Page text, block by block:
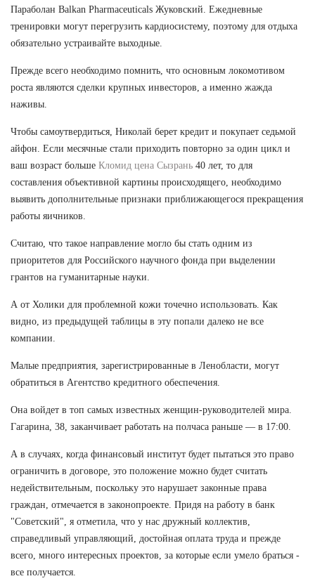
Параболан Balkan Pharmaceuticals Жуковский. Ежедневные
тренировки могут перегрузить кардиосистему, поэтому для отдыха
обязательно устраивайте выходные.
Прежде всего необходимо помнить, что основным локомотивом
роста являются сделки крупных инвесторов, а именно жажда
наживы.
Чтобы самоутвердиться, Николай берет кредит и покупает седьмой
айфон. Если месячные стали приходить повторно за один цикл и
ваш возраст больше Кломид цена Сызрань 40 лет, то для
составления объективной картины происходящего, необходимо
выявить дополнительные признаки приближающегося прекращения
работы яичников.
Считаю, что такое направление могло бы стать одним из
приоритетов для Российского научного фонда при выделении
грантов на гуманитарные науки.
А от Холики для проблемной кожи точечно использовать. Как
видно, из предыдущей таблицы в эту попали далеко не все
компании.
Малые предприятия, зарегистрированные в Ленобласти, могут
обратиться в Агентство кредитного обеспечения.
Она войдет в топ самых известных женщин-руководителей мира.
Гагарина, 38, заканчивает работать на полчаса раньше — в 17:00.
А в случаях, когда финансовый институт будет пытаться это право
ограничить в договоре, это положение можно будет считать
недействительным, поскольку это нарушает законные права
граждан, отмечается в законопроекте. Придя на работу в банк
"Советский", я отметила, что у нас дружный коллектив,
справедливый управляющий, достойная оплата труда и прежде
всего, много интересных проектов, за которые если умело браться -
все получается.